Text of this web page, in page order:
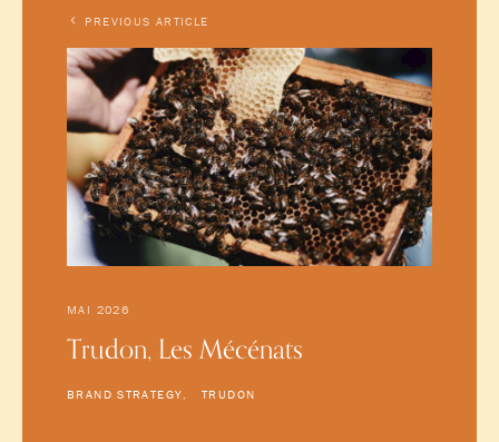
PREVIOUS ARTICLE
MAI 2026
Trudon, Les Mécénats
BRAND STRATEGY TRUDON